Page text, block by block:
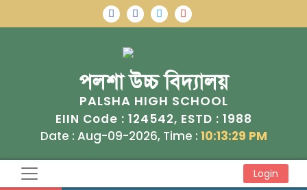
পলশা উচ্চ বিদ্যালয়
PALSHA HIGH SCHOOL
EIIN Code : 124542, ESTD : 1988
Date : Aug-09-2026, Time : 10:13:30 PM
Login